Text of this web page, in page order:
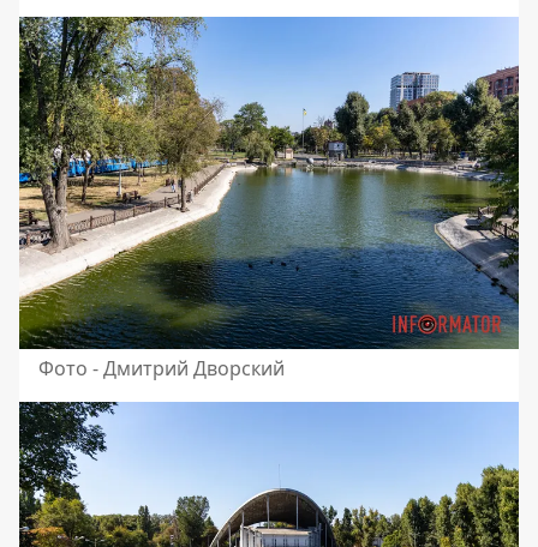
Фото - Дмитрий Дворский